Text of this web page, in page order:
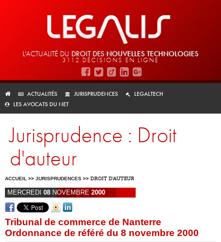
L'ACTUALITÉ DU DROIT DES NOUVELLES TECHNOLOGIES
3112 DÉCISIONS EN LIGNE
ACTUALITÉS JURISPRUDENCES
LEGALTECH
LES AVOCATS DU NET
Jurisprudence : Droit
d'auteur
ACCUEIL >> JURISPRUDENCES >> DROIT D'AUTEUR
MERCREDI 08 NOVEMBRE 2000
Tribunal de commerce de Nanterre
Ordonnance de référé du 8 novembre 2000